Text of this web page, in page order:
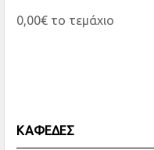
0,00€ το τεμάχιο
ΚΑΦΕΔΕΣ